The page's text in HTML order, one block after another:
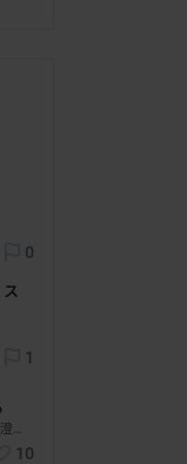
0
1
東京都現代美術館｜馬喰町 - 清澄白河｜東京
10